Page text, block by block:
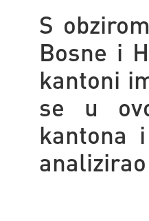
S
Bosne i
kantoni
se u
kantona